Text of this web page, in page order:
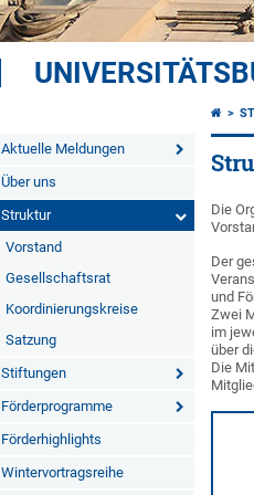
Aktuelle Meldungen
Über uns
Struktur
Vorstand
Gesellschaftsrat
Koordinierungskreise
Satzung
Stiftungen
Förderprogramme
Förderhighlights
Wintervortragsreihe
Die
Der
und
Zwei
im
über
Die